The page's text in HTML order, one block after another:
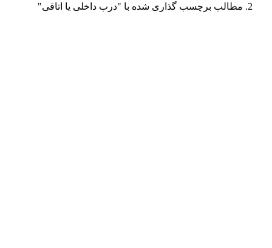
مطالب برچسب گذاری شده با "درب داخلی یا اتاقی"